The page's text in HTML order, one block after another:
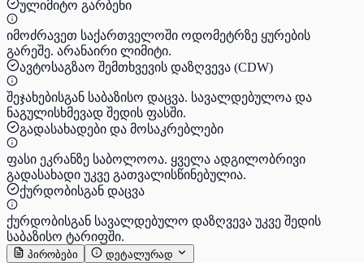
ულიმიტო გარბენი
იმოძრავეთ საქართველოში ოდომეტრზე ყურების
გარეშე. არანაირი ლიმიტი.
ავტოსაგზაო შემთხვევის დაზღვევა (CDW)
შეჯახებისგან საბაზისო დაცვა. სავალდებულოა და
ნაგულისხმევად შედის ფასში.
გადასახადები და მოსაკრებლები
ფასი ეკრანზე საბოლოოა. ყველა ადგილობრივი
გადასახადი უკვე გათვალისწინებულია.
ქურდობისგან დაცვა
ქურდობისგან სავალდებულო დაზღვევა უკვე შედის
საბაზისო ტარიფში.
პირობები დეტალურად